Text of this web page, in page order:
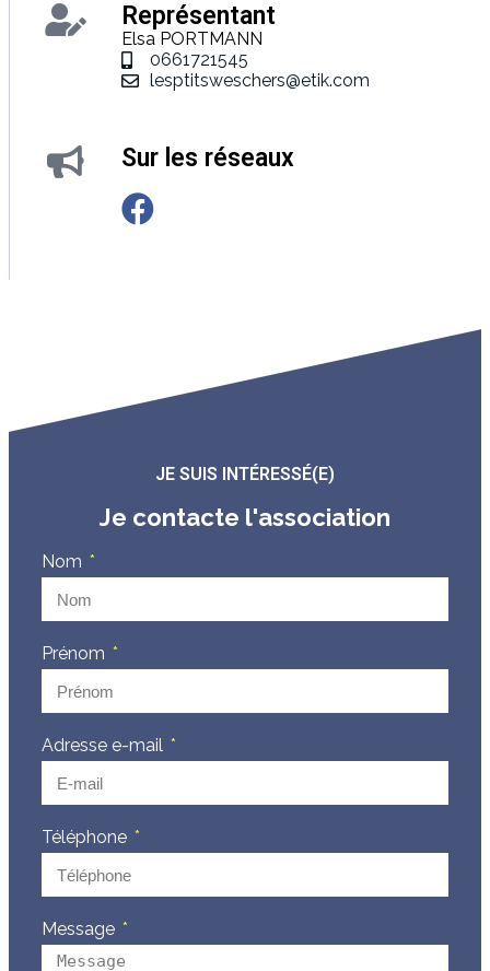
Représentant
Elsa PORTMANN
0661721545
lesptitsweschers@etik.com
Sur les réseaux
JE SUIS INTÉRESSÉ(E)
Je contacte l'association
Nom
Prénom
Adresse e-mail
Téléphone
Message